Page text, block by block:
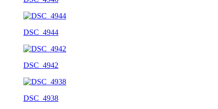
DSC_4944
DSC_4942
DSC_4938